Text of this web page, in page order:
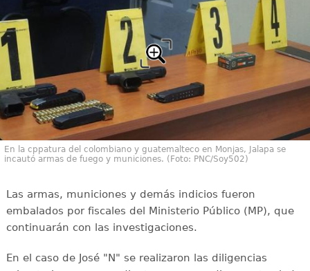
En la cppatura del colombiano y guatemalteco en Monjas, Jalapa se
incautó armas de fuego y municiones. (Foto: PNC/Soy502)
Las armas, municiones y demás indicios fueron
embalados por fiscales del Ministerio Público (MP), que
continuarán con las investigaciones.
En el caso de José "N" se realizaron las diligencias